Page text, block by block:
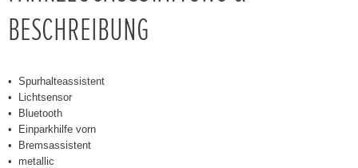
BESCHREIBUNG
Spurhalteassistent
Lichtsensor
Bluetooth
Einparkhilfe vorn
Bremsassistent
metallic